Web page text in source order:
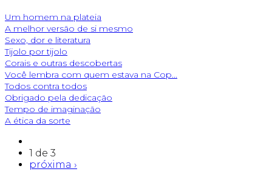
Um homem na plateia
A melhor versão de si mesmo
Sexo, dor e literatura
Tijolo por tijolo
Corais e outras descobertas
Você lembra com quem estava na Cop...
Todos contra todos
Obrigado pela dedicação
Tempo de imaginação
A ética da sorte
1 de 3
próxima ›